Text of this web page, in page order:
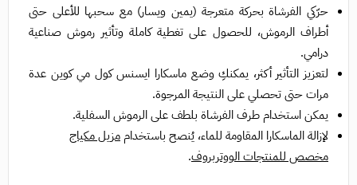
حرّكي الفرشاة بحركة متعرجة (يمين ويسار) مع سحبها للأعلى حتى
أطراف الرموش، للحصول على تغطية كاملة وتأثير رموش صناعية
درامي.
لتعزيز التأثير أكثر، يمكنكِ وضع ماسكارا ايسنس كول مي كوين عدة
مرات حتى تحصلي على النتيجة المرجوة.
يمكن استخدام طرف الفرشاة بلطف على الرموش السفلية.
لإزالة الماسكارا المقاومة للماء، يُنصح باستخدام مزيل مكياج
مخصص للمنتجات الووتربروف.